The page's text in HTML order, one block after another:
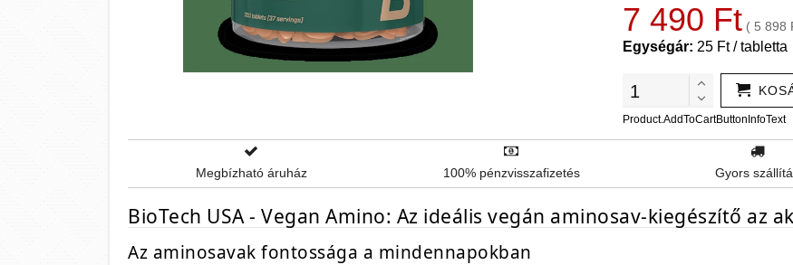
7 490 Ft ( 5 898
Egységár: 25 Ft / tabletta
Product.AddToCartButtonInfoText
Megbízható áruház 100% pénzvisszafizetés Gyors
BioTech USA - Vegan Amino: Az ideális vegán aminosav-kiegészítő az
Az aminosavak fontossága a mindennapokban